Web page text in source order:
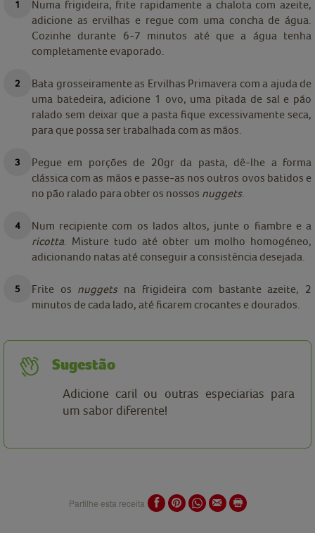
Numa frigideira, frite rapidamente a chalota com azeite,
adicione as ervilhas e regue com uma concha de água.
Cozinhe durante 6-7 minutos até que a água tenha
completamente evaporado.
Bata grosseiramente as Ervilhas Primavera com a ajuda de
uma batedeira, adicione 1 ovo, uma pitada de sal e pão
ralado sem deixar que a pasta fique excessivamente seca,
para que possa ser trabalhada com as mãos.
Pegue em porções de 20gr da pasta, dê-lhe a forma
clássica com as mãos e passe-as nos outros ovos batidos e
no pão ralado para obter os nossos nuggets.
Num recipiente com os lados altos, junte o fiambre e a
ricotta . Misture tudo até obter um molho homogéneo,
adicionando natas até conseguir a consistência desejada.
Frite os nuggetsna frigideira com bastante azeite, 2
minutos de cada lado, até ficarem crocantes e dourados.
Sugestão
Adicione caril ou outras especiarias para
um sabor diferente!
Partilhe esta receita